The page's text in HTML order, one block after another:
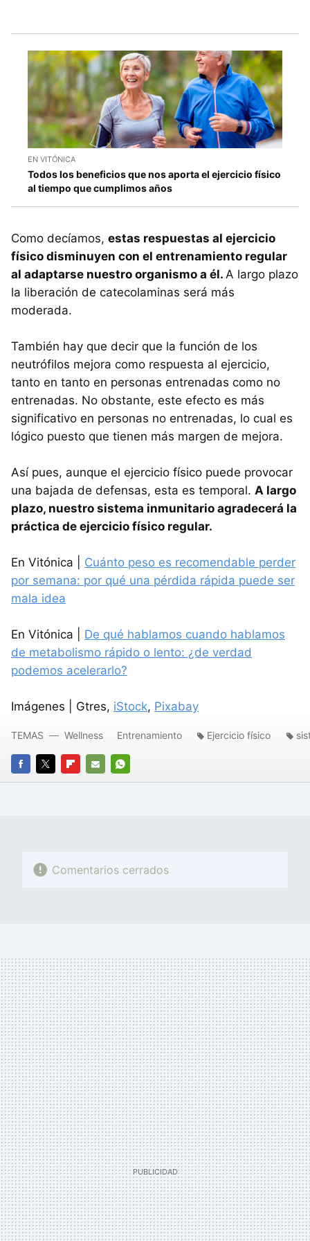
EN VITÓNICA
Todos los beneficios que nos aporta el ejercicio físico
al tiempo que cumplimos años
Como decíamos, estas respuestas al ejercicio
físico disminuyen con el entrenamiento regular
al adaptarse nuestro organismo a él. A largo plazo
la liberación de catecolaminas será más
moderada.
También hay que decir que la función de los
neutrófilos mejora como respuesta al ejercicio,
tanto en tanto en personas entrenadas como no
entrenadas. No obstante, este efecto es más
significativo en personas no entrenadas, lo cual es
lógico puesto que tienen más margen de mejora.
Así pues, aunque el ejercicio físico puede provocar
una bajada de defensas, esta es temporal. A largo
plazo, nuestro sistema inmunitario agradecerá la
práctica de ejercicio físico regular.
En Vitónica | Cuánto peso es recomendable perder
por semana: por qué una pérdida rápida puede ser
mala idea
En Vitónica | De qué hablamos cuando hablamos
de metabolismo rápido o lento: ¿de verdad
podemos acelerarlo?
Imágenes | Gtres, iStock, Pixabay
FACEBOOK
TWITTERFLIPBOARD
E-
WHATSAPP
TEMAS Wellness Entrenamiento Ejercicio físico
Comentarios cerrados